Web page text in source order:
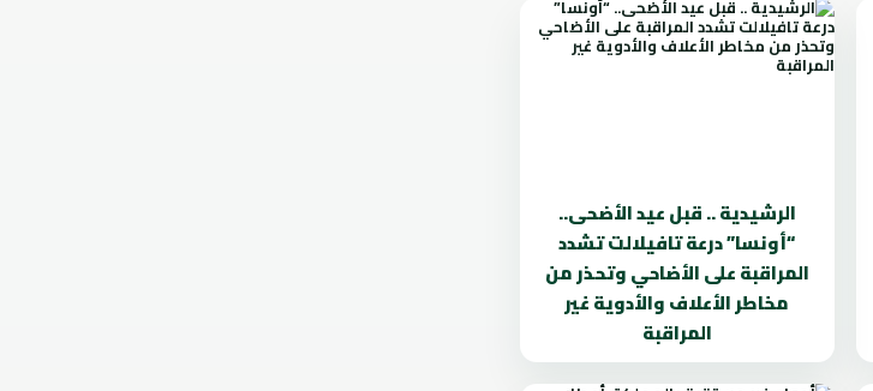
الرشيدية .. قبل عيد الأضحى..
“أونسا” درعة تافيلالت تشدد
المراقبة على الأضاحي وتحذر من
مخاطر الأعلاف والأدوية غير
المراقبة